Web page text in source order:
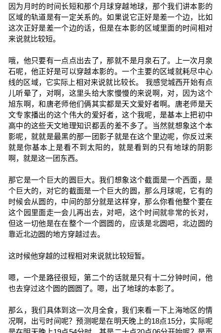
因为月时的时间长短和那个月球穿越地球，那个我们讲本影的
区域的轨道是有一定关系的。如果说它正好是差一个边，比如
这次正好是差一个边的话，但是在本影的区域里面的时间相对
来说就比较短。
哦，他只要有一点点出去了，那就不是月泉石了。上一次月泉
石呢，他正好是可以穿越本影的。一个主要的区域就耗尽中心
线的区域，它实际上相对来说就比较长。 我感觉城西开始有点
儿听晕了，对啊，这里头给大家慢慢的来说啊，对，因为这个
旭东啊，和唐老师他们俩其实都是天文爱好者啊。唐老师是天
文专家播出的这个伟大的爱好者，这个我呢，是基本上把初中
高中的这些天文地理知识都丢的差不多了。当然就想象这个本
影呢，就就是最黑的那一团影子就是在这个里边呢，你反过来
就是你基本上是看不到太阳的，就是看到的只有地球的阴影
啊，就是这一团东西。
那它是一个巨大的圆巨大。我们想象这个截面是一个西面，是
个巨大的，对它的截面是一个巨大的圆，那么月球呢，它有的
时候会从圆的，中间的部分就是这样穿，那么你看他整个要在
这个园里面走一会儿再出去，对吧，这个时间就非常的长对，
但这一切他是在在整个一个圆圆的，应该是北圆吧，北边圆的
靠近北边圆的地方穿越过去。
这时候他穿越的过程相对来说就比较短暂。
嗯，一个是路径很短，第二个的话就是只有十二分钟时间，他
也去穿过这个圆的圆圆了。嗯，出了地球的本影了。
那么，我们具体到这一次月全食，我们来看一下上海地区的情
况啊，出亏时间呢？预测呢是在明天晚上的18点15分，实际呢